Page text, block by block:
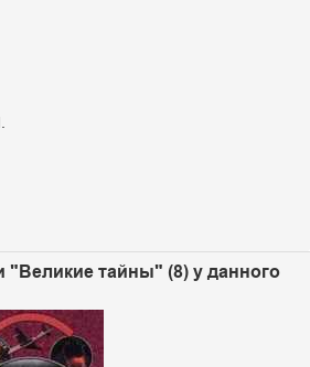
"Великие тайны" (8) у данного